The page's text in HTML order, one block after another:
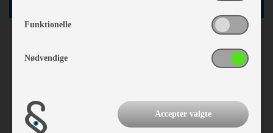
Brusebund
Kompressor køleskab
Køleskabsstørrelse:
Funktionelle
Nødvendige
Accepter valgte